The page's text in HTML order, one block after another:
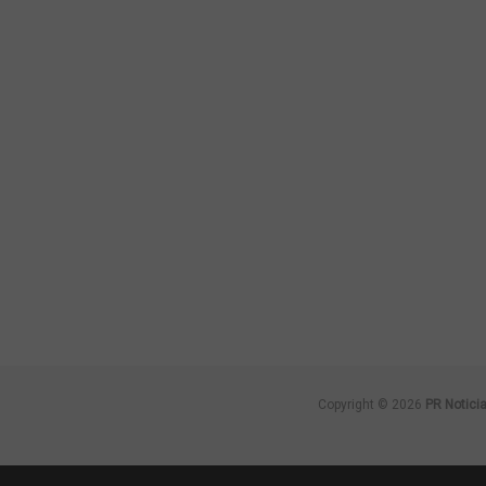
Copyright © 2026 PR